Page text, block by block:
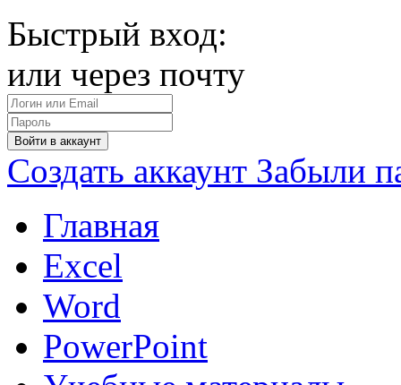
Быстрый вход:
или через почту
Войти в аккаунт
Создать аккаунт Забыли
Главная
Excel
Word
PowerPoint